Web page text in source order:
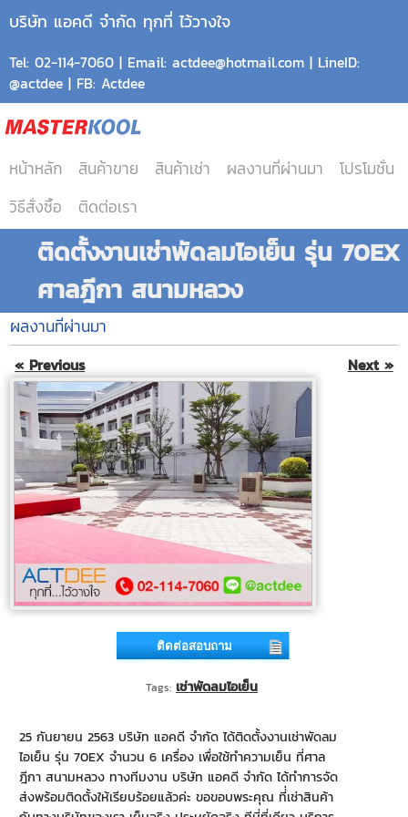
บริษัท แอคดี จำกัด ทุกที่ ไว้วางใจ
Tel: 02-114-7060 | Email: actdee@hotmail.com | LineID:
@actdee | FB: Actdee
หน้าหลัก สินค้าขาย สินค้าเช่า ผลงานที่ผ่านมา
โปรโมชั่น
วิธีสั่งซื้อ
ติดต่อเรา
ติดตั้งงานเช่าพัดลมไอเย็น รุ่น 70EX
ศาลฎีกา สนามหลวง
ผลงานที่ผ่านมา
« Previous Next »
Tags: เช่าพัดลมไอเย็น
25 กันยายน 2563 บริษัท แอคดี จำกัด ได้ติดตั้งงานเช่าพัดลม
ไอเย็น รุ่น 70EX จำนวน 6 เครื่อง เพื่อใช้ทำความเย็น ที่ศาล
ฎีกา สนามหลวง ทางทีมงาน บริษัท แอคดี จำกัด ได้ทำการจัด
ส่งพร้อมติดตั้งให้เรียบร้อยแล้วค่ะ ขอขอบพระคุณ ที่่เช่าสินค้า